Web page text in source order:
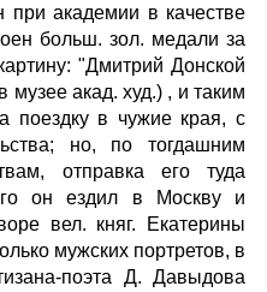
при академии в качестве
больш. зол. медали за
"Дмитрий Донской
музее акад. худ.) , и таким
поездку в чужие края, с
но, по тогдашним
отправка его туда
он ездил в Москву и
вел. княг. Екатерины
мужских портретов, в
поэта Д. Давыдова